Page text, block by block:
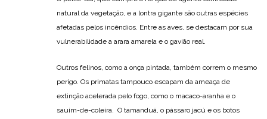
natural da vegetação, e a lontra gigante são outras espécies
afetadas pelos incêndios. Entre as aves, se destacam por sua
vulnerabilidade a arara amarela e o gavião real.
Outros felinos, como a onça pintada, também correm o mesmo
perigo. Os primatas tampouco escapam da ameaça de
extinção acelerada pelo fogo, como o macaco-aranha e o
sauim-de-coleira. O tamanduá, o pássaro jacú e os botos